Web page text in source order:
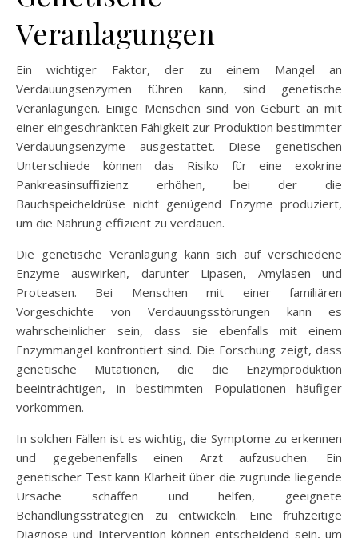
Veranlagungen
Ein wichtiger Faktor, der zu einem Mangel an
Verdauungsenzymen führen kann, sind genetische
Veranlagungen. Einige Menschen sind von Geburt an mit
einer eingeschränkten Fähigkeit zur Produktion bestimmter
Verdauungsenzyme ausgestattet. Diese genetischen
Unterschiede können das Risiko für eine exokrine
Pankreasinsuffizienz erhöhen, bei der die
Bauchspeicheldrüse nicht genügend Enzyme produziert,
um die Nahrung effizient zu verdauen.
Die genetische Veranlagung kann sich auf verschiedene
Enzyme auswirken, darunter Lipasen, Amylasen und
Proteasen. Bei Menschen mit einer familiären
Vorgeschichte von Verdauungsstörungen kann es
wahrscheinlicher sein, dass sie ebenfalls mit einem
Enzymmangel konfrontiert sind. Die Forschung zeigt, dass
genetische Mutationen, die die Enzymproduktion
beeinträchtigen, in bestimmten Populationen häufiger
vorkommen.
In solchen Fällen ist es wichtig, die Symptome zu erkennen
und gegebenenfalls einen Arzt aufzusuchen. Ein
genetischer Test kann Klarheit über die zugrunde liegende
Ursache schaffen und helfen, geeignete
Behandlungsstrategien zu entwickeln. Eine frühzeitige
Diagnose und Intervention können entscheidend sein, um